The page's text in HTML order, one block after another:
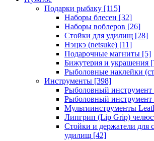
Подарки рыбаку [115]
Наборы блесен [32]
Наборы воблеров [26]
Стойки для удилищ [28]
Нэцкэ (netsuke) [11]
Подарочные магниты [5]
Бижутерия и украшения
Рыболовные наклейки
Инструменты [398]
Рыболовный инструмент
Рыболовный инструмент
Мультиинструменты
Липгрип (Lip Grip)
Стойки и держатели для
удилищ [42]